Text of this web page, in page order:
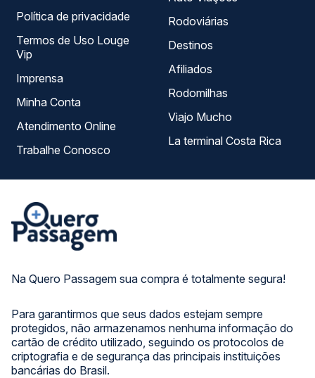
Na Quero Passagem sua compra é totalmente segura!
Para garantirmos que seus dados estejam sempre
protegidos, não armazenamos nenhuma informação do
cartão de crédito utilizado, seguindo os protocolos de
criptografia e de segurança das principais instituições
bancárias do Brasil.
Política de privacidade
Termos de Uso Louge
Vip
Imprensa
Minha Conta
Atendimento Online
Trabalhe Conosco
Rodoviárias
Destinos
Afiliados
Rodomilhas
Viajo Mucho
La terminal Costa Rica